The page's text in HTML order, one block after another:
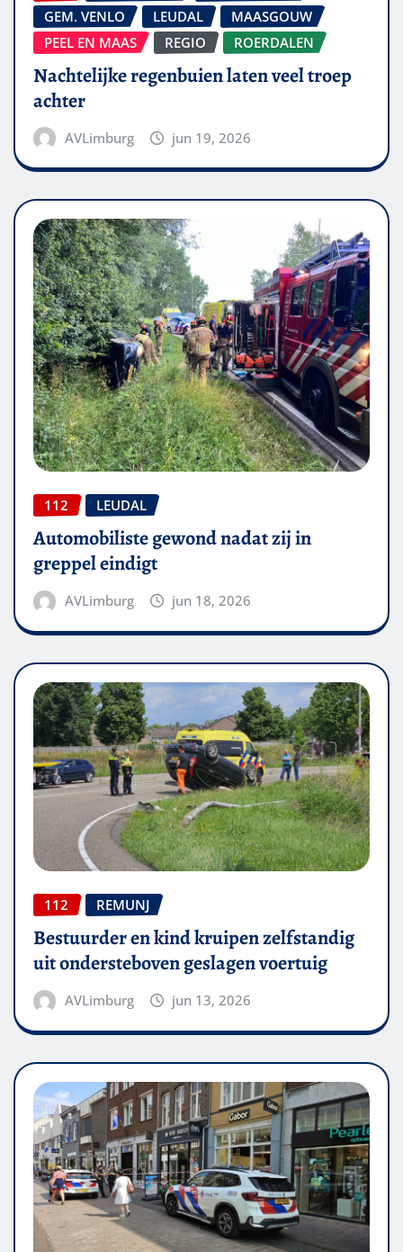
GEM. VENLO
LEUDAL
MAASGOUW
PEEL EN MAAS
REGIO ROERDALEN
Nachtelijke regenbuien laten veel troep
achter
AVLimburg jun 19, 2026
112 LEUDAL
Automobiliste gewond nadat zij in
greppel eindigt
AVLimburg jun 18, 2026
112 REMUNJ
Bestuurder en kind kruipen zelfstandig
uit ondersteboven geslagen voertuig
AVLimburg jun 13, 2026